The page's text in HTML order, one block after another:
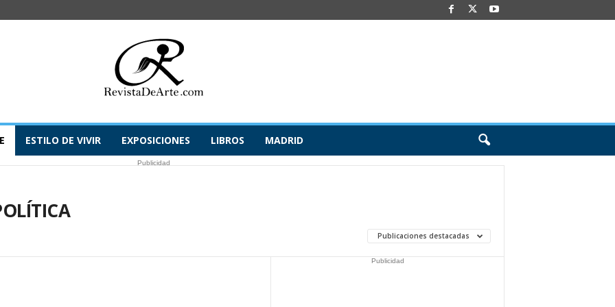
ESTILO DE VIVIR EXPOSICIONES LIBROS MADRID
Publicidad
Publicaciones destacadas
Publicidad